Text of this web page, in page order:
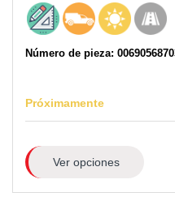
Número de pieza:
Próximamente
Ver opciones